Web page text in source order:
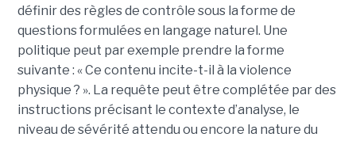
définir des règles de contrôle sous la forme de
questions formulées en langage naturel. Une
politique peut par exemple prendre la forme
suivante : « Ce contenu incite-t-il à la violence
physique ? ». La requête peut être complétée par des
instructions précisant le contexte d’analyse, le
niveau de sévérité attendu ou encore la nature du